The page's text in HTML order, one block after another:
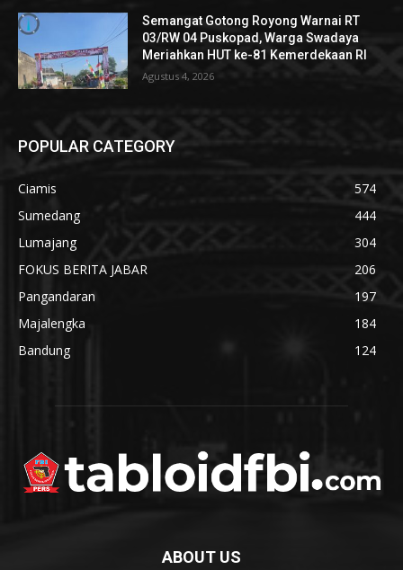
Semangat Gotong Royong Warnai RT
03/RW 04 Puskopad, Warga Swadaya
Meriahkan HUT ke-81 Kemerdekaan RI
Agustus 4, 2026
POPULAR CATEGORY
Ciamis
574
Sumedang
444
Lumajang
304
FOKUS BERITA JABAR
206
Pangandaran
197
Majalengka
184
Bandung
124
ABOUT US